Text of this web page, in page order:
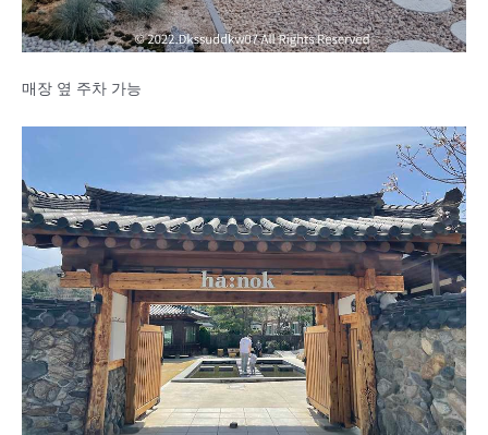
매장 옆 주차 가능